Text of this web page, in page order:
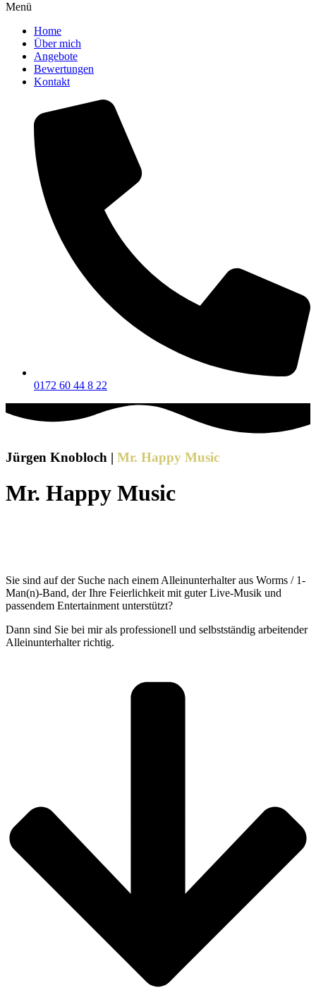
Menü
Home
Über mich
Angebote
Bewertungen
Kontakt
0172 60 44 8 22
Jürgen Knobloch | Mr. Happy Music
Mr. Happy Music
Sie sind auf der Suche nach einem Alleinunterhalter aus Worms / 1-
Man(n)-Band, der Ihre Feierlichkeit mit guter Live-Musik und
passendem Entertainment unterstützt?
Dann sind Sie bei mir als professionell und selbstständig arbeitender
Alleinunterhalter richtig.